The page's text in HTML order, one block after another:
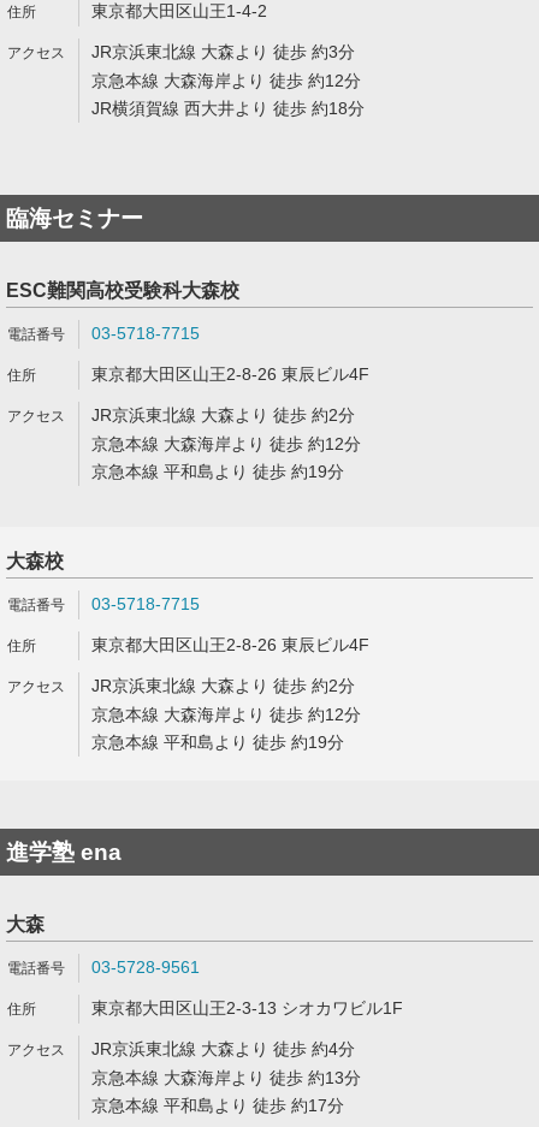
東京都大田区山王1-4-2
JR京浜東北線 大森より 徒歩 約3分
京急本線 大森海岸より 徒歩 約12分
JR横須賀線 西大井より 徒歩 約18分
臨海セミナー
ESC難関高校受験科大森校
03-5718-7715
東京都大田区山王2-8-26 東辰ビル4F
JR京浜東北線 大森より 徒歩 約2分
京急本線 大森海岸より 徒歩 約12分
京急本線 平和島より 徒歩 約19分
大森校
03-5718-7715
東京都大田区山王2-8-26 東辰ビル4F
JR京浜東北線 大森より 徒歩 約2分
京急本線 大森海岸より 徒歩 約12分
京急本線 平和島より 徒歩 約19分
進学塾 ena
大森
03-5728-9561
東京都大田区山王2-3-13 シオカワビル1F
JR京浜東北線 大森より 徒歩 約4分
京急本線 大森海岸より 徒歩 約13分
京急本線 平和島より 徒歩 約17分